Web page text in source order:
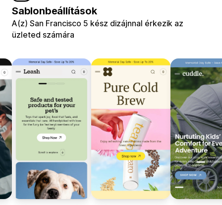
Sablonbeállítások
A(z) San Francisco 5 kész dizájnnal érkezik az
üzleted számára